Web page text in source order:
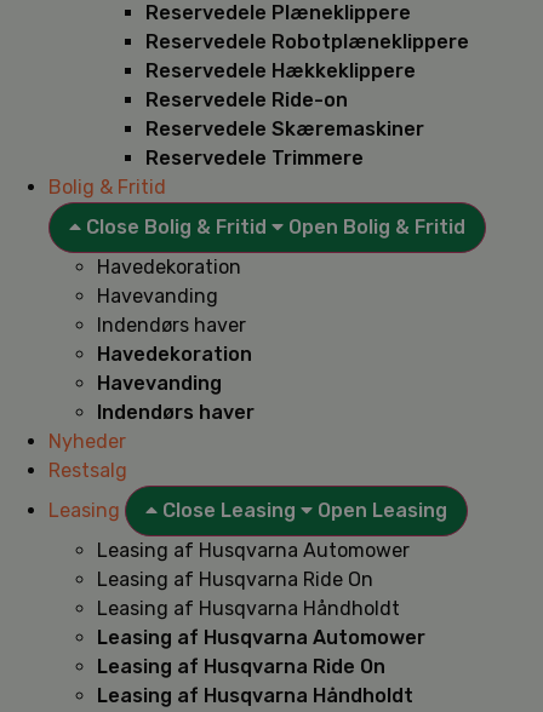
Reservedele Plæneklippere
Reservedele Robotplæneklippere
Reservedele Hækkeklippere
Reservedele Ride-on
Reservedele Skæremaskiner
Reservedele Trimmere
Bolig & Fritid
Close Bolig & Fritid
Open Bolig & Fritid
Havedekoration
Havevanding
Indendørs haver
Havedekoration
Havevanding
Indendørs haver
Nyheder
Restsalg
Leasing
Close Leasing
Open Leasing
Leasing af Husqvarna Automower
Leasing af Husqvarna Ride On
Leasing af Husqvarna Håndholdt
Leasing af Husqvarna Automower
Leasing af Husqvarna Ride On
Leasing af Husqvarna Håndholdt